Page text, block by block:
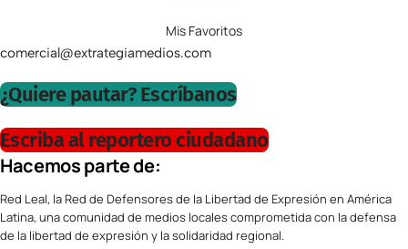
Mis Favoritos
comercial@extrategiamedios.com
¿Quiere pautar? Escríbanos
Escriba al reportero ciudadano
Hacemos parte de:
Red Leal, la Red de Defensores de la Libertad de Expresión en América
Latina, una comunidad de medios locales comprometida con la defensa
de la libertad de expresión y la solidaridad regional.